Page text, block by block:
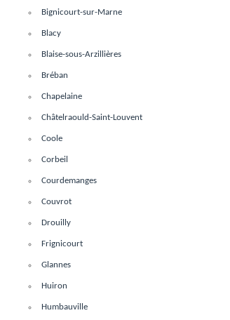
Bignicourt-sur-Marne
Blacy
Blaise-sous-Arzillières
Bréban
Chapelaine
Châtelraould-Saint-Louvent
Coole
Corbeil
Courdemanges
Couvrot
Drouilly
Frignicourt
Glannes
Huiron
Humbauville